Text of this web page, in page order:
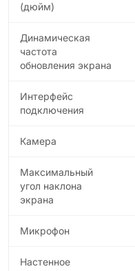
(дюйм)
Динамическая
частота
обновления экрана
Интерфейс
подключения
Камера
Максимальный
угол наклона
экрана
Микрофон
Настенное